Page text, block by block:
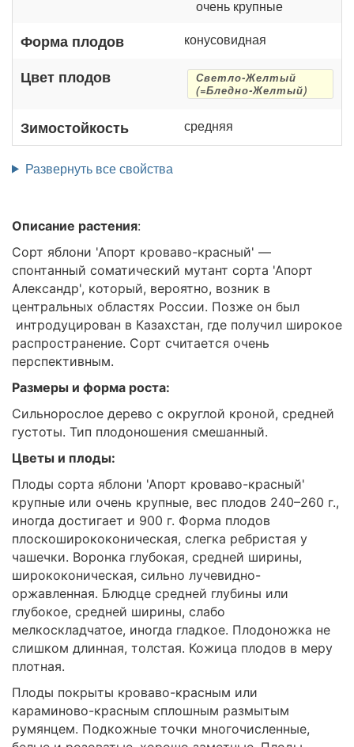
очень крупные
Форма плодов конусовидная
Цвет плодов
Светло-Желтый
(=Бледно-Желтый)
Зимостойкость средняя
Развернуть все свойства
Описание растения:
Сорт яблони 'Апорт кроваво-красный' —
спонтанный соматический мутант сорта 'Апорт
Александр', который, вероятно, возник в
центральных областях России. Позже он был
интродуцирован в Казахстан, где получил широкое
распространение. Сорт считается очень
перспективным.
Размеры и форма роста:
Сильнорослое дерево с округлой кроной, средней
густоты. Тип плодоношения смешанный.
Цветы и плоды:
Плоды сорта яблони 'Апорт кроваво-красный'
крупные или очень крупные, вес плодов 240–260 г.,
иногда достигает и 900 г. Форма плодов
плоскоширококоническая, слегка ребристая у
чашечки. Воронка глубокая, средней ширины,
ширококоническая, сильно лучевидно-
оржавленная. Блюдце средней глубины или
глубокое, средней ширины, слабо
мелкоскладчатое, иногда гладкое. Плодоножка не
слишком длинная, толстая. Кожица плодов в меру
плотная.
Плоды покрыты кроваво-красным или
караминово-красным сплошным размытым
румянцем. Подкожные точки многочисленные,